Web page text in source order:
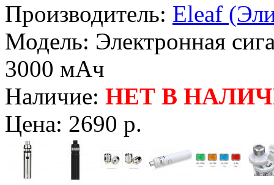
Производитель: Eleaf
Модель: Электронная
3000 мАч
Наличие: НЕТ В
Цена: 2690 р.